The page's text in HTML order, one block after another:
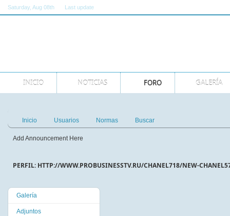
Saturday , Aug 08th Last update
INICIO NOTICIAS FORO GALERÍA
Inicio Usuarios Normas Buscar
Add Announcement Here
PERFIL: HTTP://WWW.PROBUSINESSTV.RU/CHANEL718/NEW-
Galería
Adjuntos